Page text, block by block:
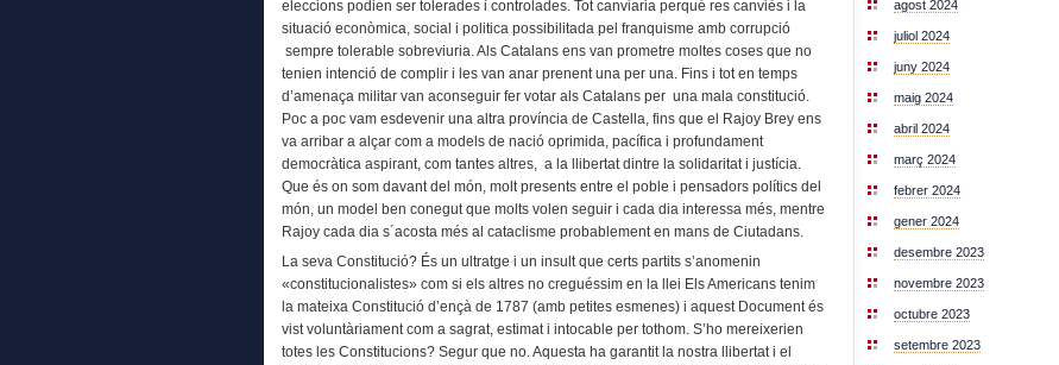
eleccions podien ser tolerades i controlades. Tot canviaria perquè res canviés i la
situació econòmica, social i politica possibilitada pel franquisme amb corrupció
sempre tolerable sobreviuria. Als Catalans ens van prometre moltes coses que no
tenien intenció de complir i les van anar prenent una per una. Fins i tot en temps
d’amenaça militar van aconseguir fer votar als Catalans per una mala constitució.
Poc a poc vam esdevenir una altra província de Castella, fins que el Rajoy Brey ens
va arribar a alçar com a models de nació oprimida, pacífica i profundament
democràtica aspirant, com tantes altres, a la llibertat dintre la solidaritat i justícia.
Que és on som davant del món, molt presents entre el poble i pensadors polítics del
món, un model ben conegut que molts volen seguir i cada dia interessa més, mentre
Rajoy cada dia s´acosta més al cataclisme probablement en mans de Ciutadans.
La seva Constitució? És un ultratge i un insult que certs partits s’anomenin
«constitucionalistes» com si els altres no creguéssim en la llei Els Americans tenim
la mateixa Constitució d’ençà de 1787 (amb petites esmenes) i aquest Document és
vist voluntàriament com a sagrat, estimat i intocable per tothom. S’ho mereixerien
totes les Constitucions? Segur que no. Aquesta ha garantit la nostra llibertat i el
agost 2024
juliol 2024
juny 2024
maig 2024
abril 2024
març 2024
febrer 2024
gener 2024
desembre 2023
novembre 2023
octubre 2023
setembre 2023